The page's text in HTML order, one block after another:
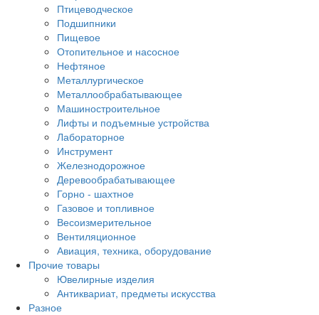
Птицеводческое
Подшипники
Пищевое
Отопительное и насосное
Нефтяное
Металлургическое
Металлообрабатывающее
Машиностроительное
Лифты и подъемные устройства
Лабораторное
Инструмент
Железнодорожное
Деревообрабатывающее
Горно - шахтное
Газовое и топливное
Весоизмерительное
Вентиляционное
Авиация, техника, оборудование
Прочие товары
Ювелирные изделия
Антиквариат, предметы искусства
Разное